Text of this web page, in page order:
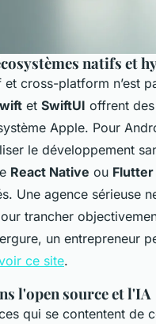
natifs et
cross-platform n’est
et SwiftUI offrent
Apple. Pour
le développement
React Native ou Flutter
Une agence sérieuse
trancher
un entrepreneur
ce site.
l'open source et l'IA
qui se contentent de